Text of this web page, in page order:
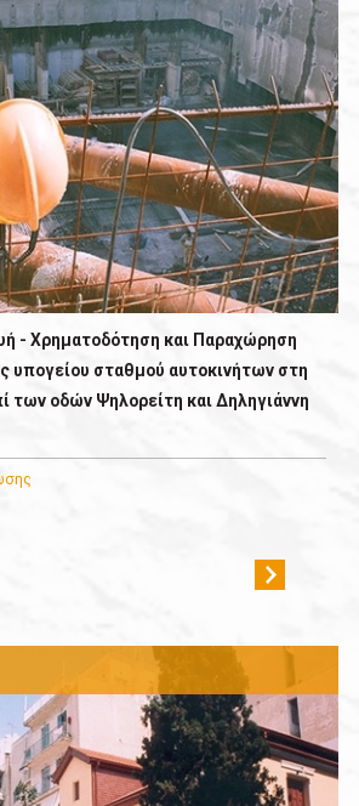
- Χρηματοδότηση και Παραχώρηση
υπογείου σταθμού αυτοκινήτων στη
των οδών Ψηλορείτη και Δηληγιάννη